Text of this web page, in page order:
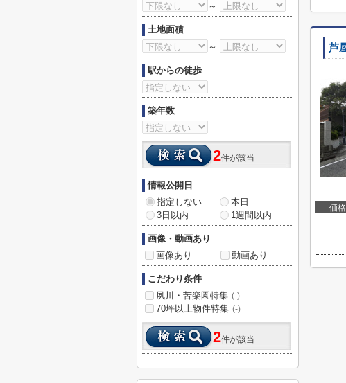
芦
価格
～
土地面積
～
駅からの徒歩
築年数
2件が該当
情報公開日
指定しない
本日
3日以内
1週間以内
画像・動画あり
画像あり
動画あり
こだわり条件
夙川・苦楽園特集 (-)
70坪以上物件特集 (-)
2件が該当